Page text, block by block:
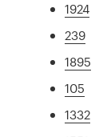
1924
239
1895
105
1332